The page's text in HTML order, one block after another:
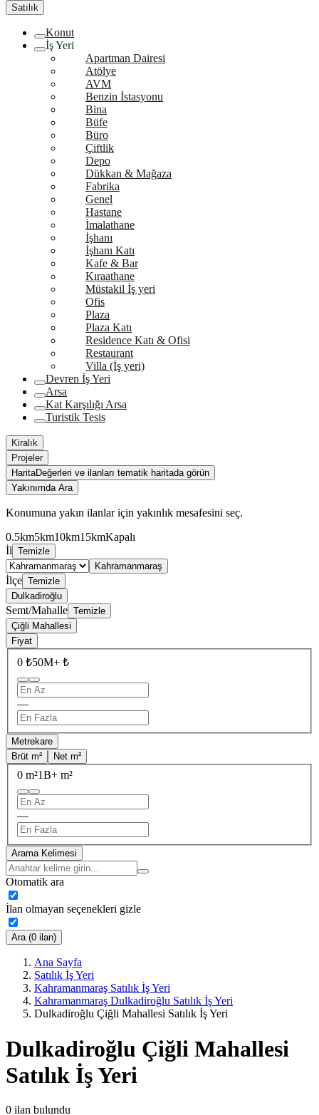
Satılık
Konut
İş Yeri
Apartman Dairesi
Atölye
AVM
Benzin İstasyonu
Bina
Büfe
Büro
Çiftlik
Depo
Dükkan & Mağaza
Fabrika
Genel
Hastane
İmalathane
İşhanı
İşhanı Katı
Kafe & Bar
Kıraathane
Müstakil İş yeri
Ofis
Plaza
Plaza Katı
Residence Katı & Ofisi
Restaurant
Villa (İş yeri)
Devren İş Yeri
Arsa
Kat Karşılığı Arsa
Turistik Tesis
Kiralık
Projeler
HaritaDeğerleri ve ilanları tematik haritada görün
Yakınımda Ara
Konumuna yakın ilanlar için yakınlık mesafesini seç.
0.5km5km10km15kmKapalı
İl Temizle
Kahramanmaraş
İlçe Temizle
Dulkadiroğlu
Semt/Mahalle Temizle
Çiğli Mahallesi
Fiyat
0 ₺50M+ ₺
—
Metrekare
Brüt m²
Net m²
0 m²1B+ m²
—
Arama Kelimesi
Otomatik ara
İlan olmayan seçenekleri gizle
Ara (0 ilan)
Ana Sayfa
Satılık İş Yeri
Kahramanmaraş Satılık İş Yeri
Kahramanmaraş Dulkadiroğlu Satılık İş Yeri
Dulkadiroğlu Çiğli Mahallesi Satılık İş Yeri
Dulkadiroğlu Çiğli Mahallesi
Satılık İş Yeri
0 ilan bulundu